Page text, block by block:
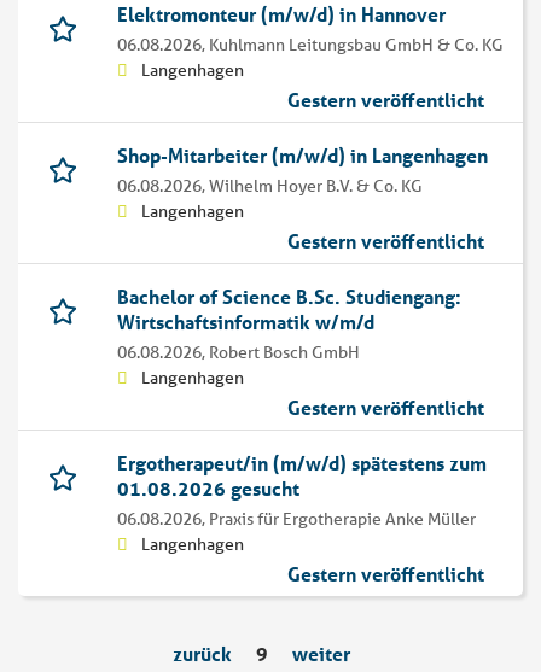
Elektromonteur (m/w/d) in Hannover
06.08.2026, Kuhlmann Leitungsbau GmbH & Co. KG
Langenhagen
Gestern veröffentlicht
Shop-Mitarbeiter (m/w/d) in Langenhagen
06.08.2026,Wilhelm Hoyer B.V. & Co. KG
Langenhagen
Gestern veröffentlicht
Bachelor of Science B.Sc. Studiengang:
Wirtschaftsinformatik w/m/d
06.08.2026, Robert Bosch GmbH
Langenhagen
Gestern veröffentlicht
Ergotherapeut/in (m/w/d) spätestens zum
01.08.2026 gesucht
06.08.2026, Praxis für Ergotherapie Anke Müller
Langenhagen
Gestern veröffentlicht
zurück 9 weiter